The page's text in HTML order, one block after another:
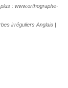
: www.orthographe-
irréguliers Anglais